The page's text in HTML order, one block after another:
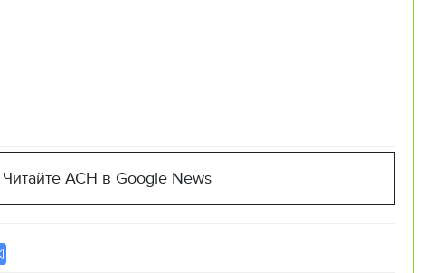
Читайте АСН в Google News